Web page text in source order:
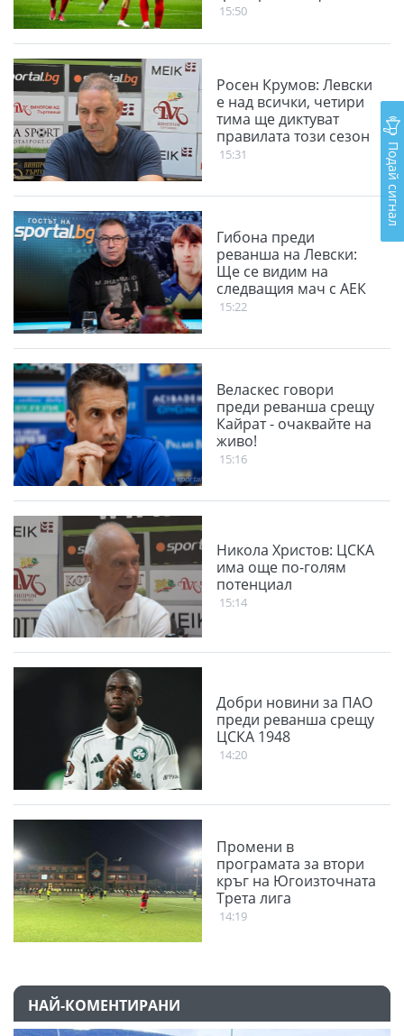
15:50
Росен Крумов: Левски
е над всички, четири
тима ще диктуват
правилата този сезон
15:31
Гибона преди
реванша на Левски:
Ще се видим на
следващия мач с АЕК
15:22
Веласкес говори
преди реванша срещу
Кайрат - очаквайте на
живо!
15:16
Никола Христов: ЦСКА
има още по-голям
потенциал
15:14
Добри новини за ПАО
преди реванша срещу
ЦСКА 1948
14:20
Промени в
програмата за втори
кръг на Югоизточната
Трета лига
14:19
НАЙ-КОМЕНТИРАНИ
Подай сигнал